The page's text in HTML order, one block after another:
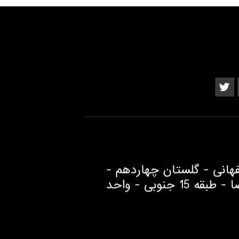
- گلستان چهاردهم -
پلاک 3 - برج نگین رضا - طبقه 15 جنوبی - واحد